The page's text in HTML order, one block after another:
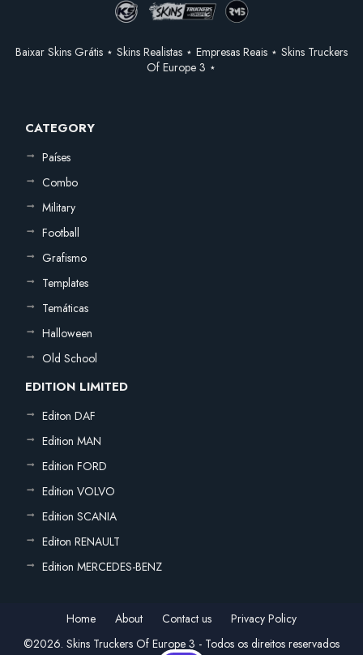
Baixar Skins Grátis ⋆ Skins Realistas ⋆ Empresas Reais ⋆ Skins Truckers
Of Europe 3 ⋆
CATEGORY
Países
Combo
Military
Football
Grafismo
Templates
Temáticas
Halloween
Old School
EDITION LIMITED
Editon DAF
Edition MAN
Edition FORD
Edition VOLVO
Edition SCANIA
Editon RENAULT
Edition MERCEDES-BENZ
Home About Contact us
Privacy Policy
©2026. Skins Truckers Of Europe 3 - Todos os direitos reservados